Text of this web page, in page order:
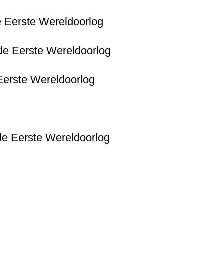
Wereldoorlog
Eerste Wereldoorlog
Wereldoorlog
Eerste Wereldoorlog